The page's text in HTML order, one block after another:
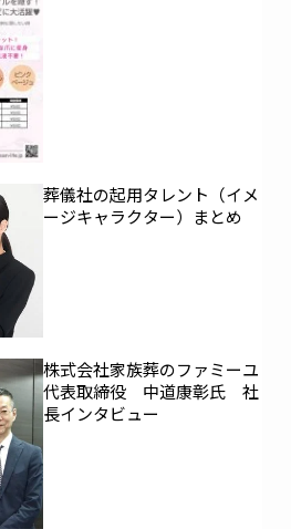
葬儀社の起用タレント（イメ
ージキャラクター）まとめ
株式会社家族葬のファミーユ
代表取締役 中道康彰氏 社
長インタビュー